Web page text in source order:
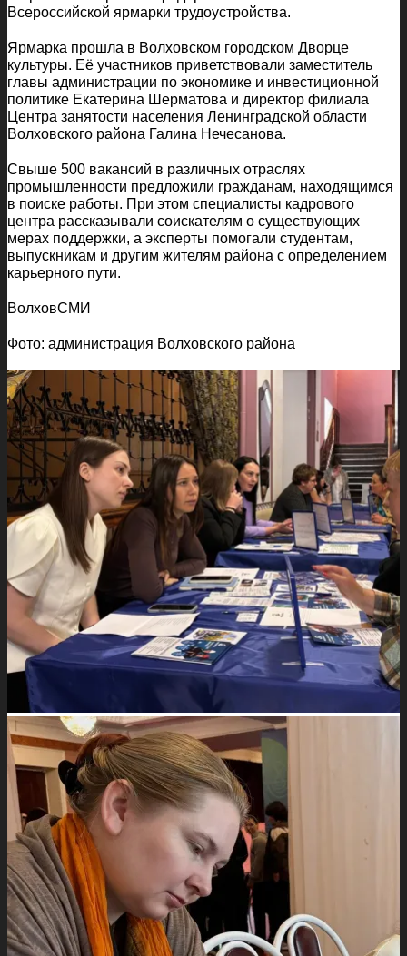
Всероссийской ярмарки трудоустройства.
Ярмарка прошла в Волховском городском Дворце
культуры. Её участников приветствовали заместитель
главы администрации по экономике и инвестиционной
политике Екатерина Шерматова и директор филиала
Центра занятости населения Ленинградской области
Волховского района Галина Нечесанова.
Свыше 500 вакансий в различных отраслях
промышленности предложили гражданам, находящимся
в поиске работы. При этом специалисты кадрового
центра рассказывали соискателям о существующих
мерах поддержки, а эксперты помогали студентам,
выпускникам и другим жителям района с определением
карьерного пути.
ВолховСМИ
Фото: администрация Волховского района